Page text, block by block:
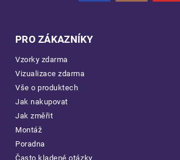
PRO ZÁKAZNÍKY
Vzorky zdarma
Vizualizace zdarma
Vše o produktech
Jak nakupovat
Jak změřit
Montáž
Poradna
Často kladené otázky